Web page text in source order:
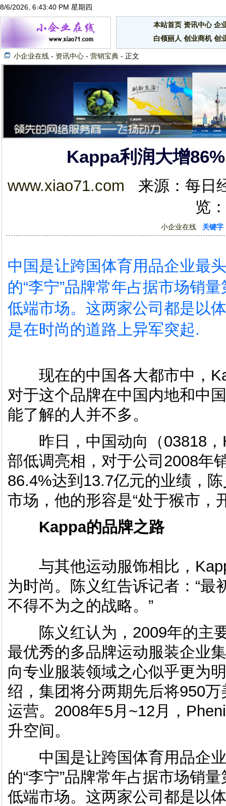
8/6/2026, 6:43:40 PM 星期四
本站首页 资讯中心 企
白领丽人 创业商机 创
小企业在线 - 资讯中心 - 营销宝典 - 正文
Kappa利润大增
www.xiao71.com 来源：每日
览
小企业在线 关键字
中国是让跨国体育用品企业最
的“李宁”品牌常年占据市场销
低端市场。这两家公司都是以
是在时尚的道路上异军突起.
现在的中国各大都市中，
对于这个品牌在中国内地和中
能了解的人并不多。
昨日，中国动向（03818，
部低调亮相，对于公司2008年
86.4%达到13.7亿元的业绩，
市场，他的形容是“处于猴市，
Kappa的品牌之路
与其他运动服饰相比，
为时尚。陈义红告诉记者：“
不得不为之的战略。”
陈义红认为，2009年的主要
最优秀的多品牌运动服装企业
向专业服装领域之心似乎更为
绍，集团将分两期先后将950
运营。2008年5月~12月，
升空间。
中国是让跨国体育用品企业
的“李宁”品牌常年占据市场销
低端市场。这两家公司都是以